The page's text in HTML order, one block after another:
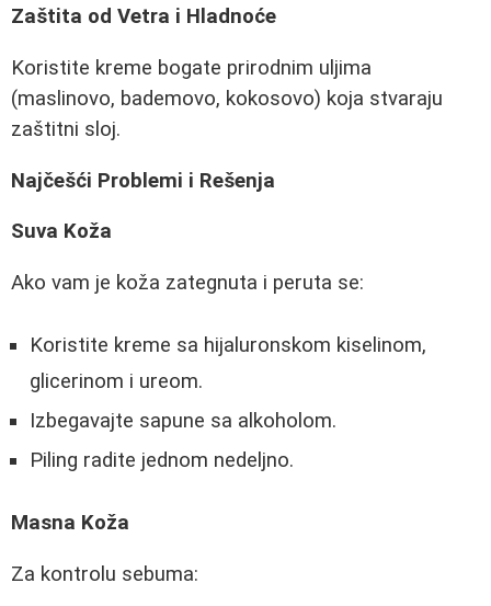
Zaštita od Vetra i Hladnoće
Koristite kreme bogate prirodnim uljima
(maslinovo, bademovo, kokosovo) koja stvaraju
zaštitni sloj.
Najčešći Problemi i Rešenja
Suva Koža
Ako vam je koža zategnuta i peruta se:
Koristite kreme sa hijaluronskom kiselinom,
glicerinom i ureom.
Izbegavajte sapune sa alkoholom.
Piling radite jednom nedeljno.
Masna Koža
Za kontrolu sebuma: